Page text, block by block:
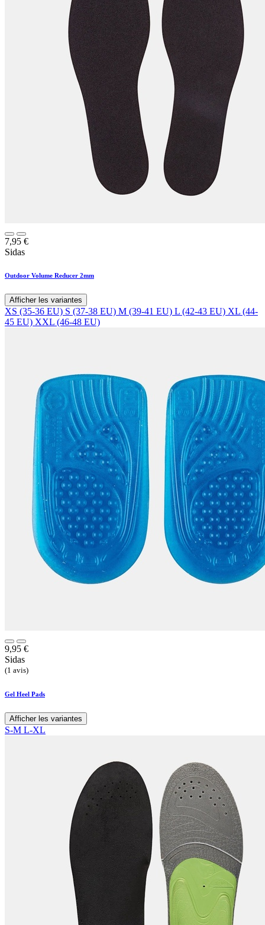
7,95 €
Sidas
Outdoor Volume Reducer 2mm
Afficher les variantes
XS (35-36 EU) S (37-38 EU) M (39-41 EU) L (42-43 EU) XL (44-
45 EU) XXL (46-48 EU)
9,95 €
Sidas
(1 avis)
Gel Heel Pads
Afficher les variantes
S-M L-XL